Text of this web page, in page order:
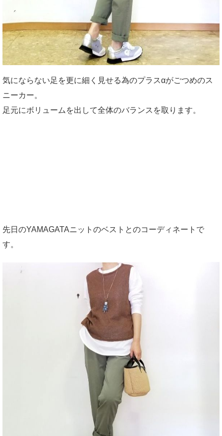
気にならない足を更に細く見せる為のプラスαがごつめのス
ニーカー。
足元にボリュームを出して全体のバランスを取ります。
先日のYAMAGATAニットのベストとのコーディネートで
す。